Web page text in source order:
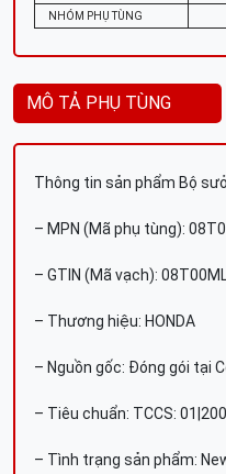
NHÓM PHỤ TÙNG
MÔ TẢ PHỤ TÙNG
Thông tin sản phẩm Bộ
– MPN (Mã phụ tùng):
– GTIN (Mã vạch):
– Thương hiệu: HONDA
– Nguồn gốc: Đóng gói tại
– Tiêu chuẩn: TCCS:
– Tình trạng sản phẩm: